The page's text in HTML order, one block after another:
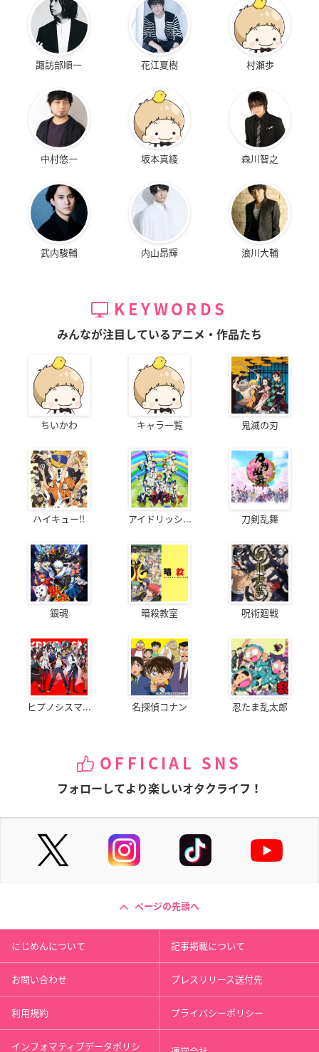
諏訪部順一 花江夏樹 村瀬歩
中村悠一 坂本真綾 森川智之
武内駿輔 内山昂輝 浪川大輔
KEYWORDS
みんなが注目しているアニメ・作品たち
ちいかわ キャラ一覧 鬼滅の刃
ハイキュー!! アイドリッシ... 刀剣乱舞
銀魂 暗殺教室 呪術廻戦
ヒプノシスマ... 名探偵コナン 忍たま乱太郎
OFFICIAL SNS
フォローしてより楽しいオタクライフ！
ページの先頭へ
にじめんについて 記事掲載について
お問い合わせ プレスリリース送付先
利用規約 プライバシーポリシー
インフォマティブデータポリシ